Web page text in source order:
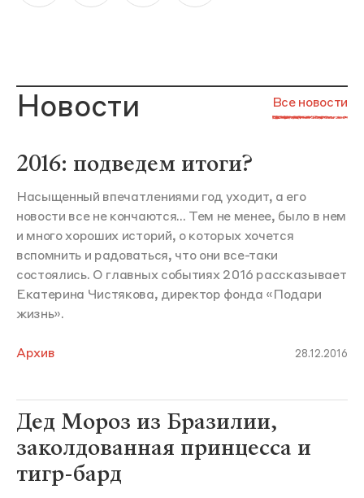
Новости Все новости
2016: подведем итоги?
Насыщенный впечатлениями год уходит, а его
новости все не кончаются... Тем не менее, было в нем
и много хороших историй, о которых хочется
вспомнить и радоваться, что они все-таки
состоялись. О главных событиях 2016 рассказывает
Екатерина Чистякова, директор фонда «Подари
жизнь».
Архив 28.12.2016
Дед Мороз из Бразилии,
заколдованная принцесса и
тигр-бард